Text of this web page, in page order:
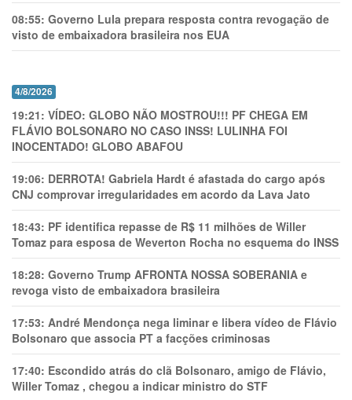
08:55: Governo Lula prepara resposta contra revogação de
visto de embaixadora brasileira nos EUA
4/8/2026
19:21: VÍDEO: GLOBO NÃO MOSTROU!!! PF CHEGA EM
FLÁVIO BOLSONARO NO CASO INSS! LULINHA FOI
INOCENTADO! GLOBO ABAFOU
19:06: DERROTA! Gabriela Hardt é afastada do cargo após
CNJ comprovar irregularidades em acordo da Lava Jato
18:43: PF identifica repasse de R$ 11 milhões de Willer
Tomaz para esposa de Weverton Rocha no esquema do INSS
18:28: Governo Trump AFRONTA NOSSA SOBERANIA e
revoga visto de embaixadora brasileira
17:53: André Mendonça nega liminar e libera vídeo de Flávio
Bolsonaro que associa PT a facções criminosas
17:40: Escondido atrás do clã Bolsonaro, amigo de Flávio,
Willer Tomaz , chegou a indicar ministro do STF